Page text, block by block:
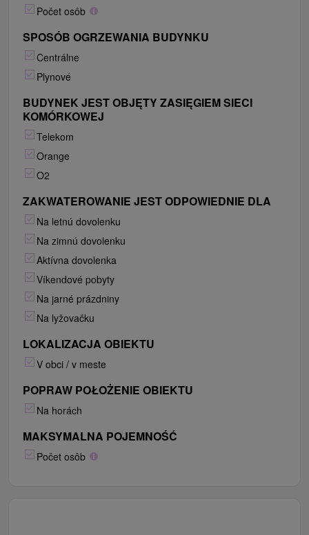
Počet osôb
SPOSÓB OGRZEWANIA BUDYNKU
Centrálne
Plynové
BUDYNEK JEST OBJĘTY ZASIĘGIEM SIECI
KOMÓRKOWEJ
Telekom
Orange
O2
ZAKWATEROWANIE JEST ODPOWIEDNIE DLA
Na letnú dovolenku
Na zimnú dovolenku
Aktívna dovolenka
Víkendové pobyty
Na jarné prázdniny
Na lyžovačku
LOKALIZACJA OBIEKTU
V obci / v meste
POPRAW POŁOŻENIE OBIEKTU
Na horách
MAKSYMALNA POJEMNOŚĆ
Počet osôb